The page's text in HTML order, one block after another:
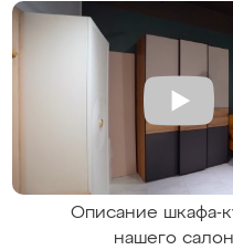
Описание шкафа-
нашего